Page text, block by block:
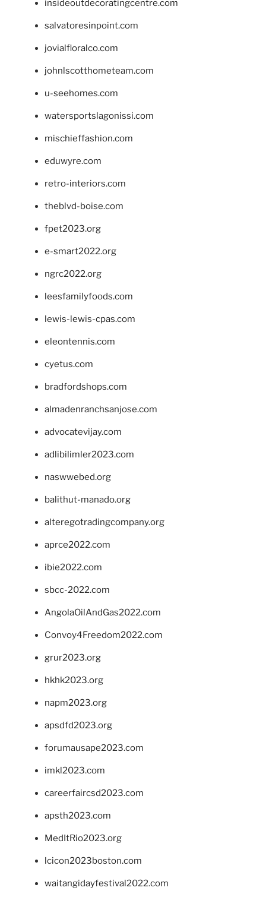
insideoutdecoratingcentre.com
salvatoresinpoint.com
jovialfloralco.com
johnlscotthometeam.com
u-seehomes.com
watersportslagonissi.com
mischieffashion.com
eduwyre.com
retro-interiors.com
theblvd-boise.com
fpet2023.org
e-smart2022.org
ngrc2022.org
leesfamilyfoods.com
lewis-lewis-cpas.com
eleontennis.com
cyetus.com
bradfordshops.com
almadenranchsanjose.com
advocatevijay.com
adlibilimler2023.com
naswwebed.org
balithut-manado.org
alteregotradingcompany.org
aprce2022.com
ibie2022.com
sbcc-2022.com
AngolaOilAndGas2022.com
Convoy4Freedom2022.com
grur2023.org
hkhk2023.org
napm2023.org
apsdfd2023.org
forumausape2023.com
imkl2023.com
careerfaircsd2023.com
apsth2023.com
MedItRio2023.org
lcicon2023boston.com
waitangidayfestival2022.com